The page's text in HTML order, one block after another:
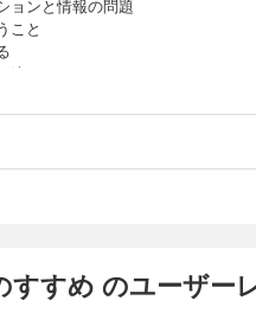
ョンと情報の問題
こと
決」である
く見つめよ
落とし穴
ギ
の声」を頼りに改革
すすめ のユーザー